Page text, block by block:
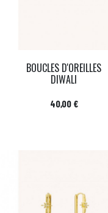
BOUCLES D'OREILLES
DIWALI
Prix
40,00 €